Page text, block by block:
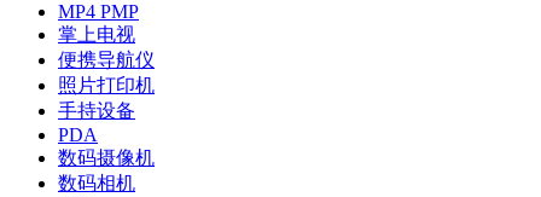
MP4 PMP
掌上电视
便携导航仪
照片打印机
手持设备
PDA
数码摄像机
数码相机